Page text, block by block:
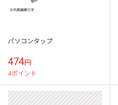
パソコンタップ
474円
4ポイント